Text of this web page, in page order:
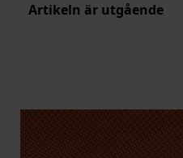
Artikeln är utgående